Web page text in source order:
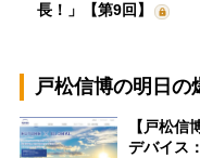
長！」【第9回】
戸松信博の明日の
【戸松
デバイス